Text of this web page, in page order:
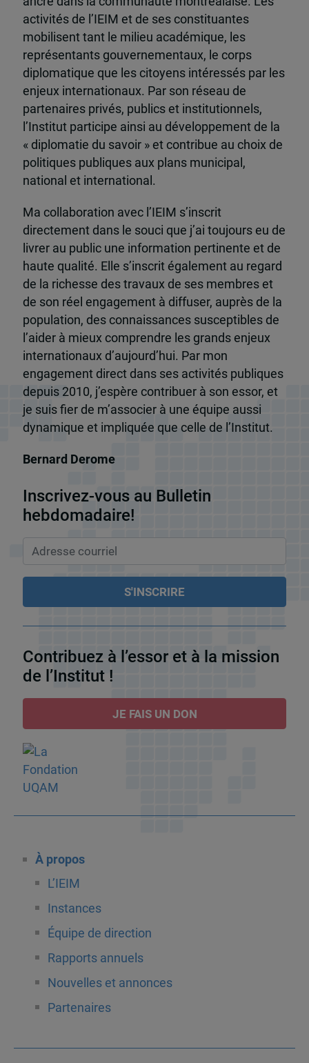
activités de l’IEIM et de ses constituantes
mobilisent tant le milieu académique, les
représentants gouvernementaux, le corps
diplomatique que les citoyens intéressés par les
enjeux internationaux. Par son réseau de
partenaires privés, publics et institutionnels,
l’Institut participe ainsi au développement de la
« diplomatie du savoir » et contribue au choix de
politiques publiques aux plans municipal,
national et international.
Ma collaboration avec l’IEIM s’inscrit
directement dans le souci que j’ai toujours eu de
livrer au public une information pertinente et de
haute qualité. Elle s’inscrit également au regard
de la richesse des travaux de ses membres et
de son réel engagement à diffuser, auprès de la
population, des connaissances susceptibles de
l’aider à mieux comprendre les grands enjeux
internationaux d’aujourd’hui. Par mon
engagement direct dans ses activités publiques
depuis 2010, j’espère contribuer à son essor, et
je suis fier de m’associer à une équipe aussi
dynamique et impliquée que celle de l’Institut.
Bernard Derome
Inscrivez-vous au Bulletin
hebdomadaire!
Contribuez à l’essor et à la mission
de l’Institut !
JE FAIS UN DON
À propos
L’IEIM
Instances
Équipe de direction
Rapports annuels
Nouvelles et annonces
Partenaires